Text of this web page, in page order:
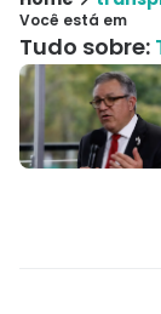
Você está em
Tudo sobre: